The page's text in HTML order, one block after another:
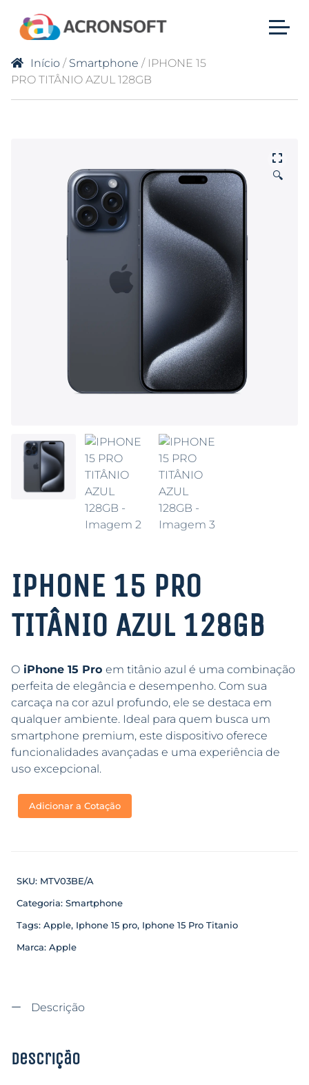
Início / Smartphone / IPHONE 15
PRO TITÂNIO AZUL 128GB
🔍
IPHONE 15 PRO
TITÂNIO AZUL 128GB
O iPhone 15 Pro em titânio azul é uma combinação
perfeita de elegância e desempenho. Com sua
carcaça na cor azul profundo, ele se destaca em
qualquer ambiente. Ideal para quem busca um
smartphone premium, este dispositivo oferece
funcionalidades avançadas e uma experiência de
uso excepcional.
Adicionar a Cotação
SKU: MTV03BE/A
Categoria: Smartphone
Tags: Apple, Iphone 15 pro, Iphone 15 Pro Titanio
Marca: Apple
Descrição
Descrição